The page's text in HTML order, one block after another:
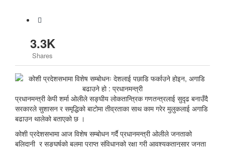
3.3K
Shares
प्रधानमन्त्री केपी शर्मा ओलीले सङ्घीय लोकतान्त्रिक गणतन्त्रलाई सुदृढ बनाउँदै
सरकारले सुशासन र समृद्धिको बाटोमा तीव्रताका साथ काम गरेर मुलुकलाई अगाडि
बढाउन थालेको बताएको छ ।
कोशी प्रदेशसभामा आज विशेष सम्बोधन गर्दै प्रधानमन्त्री ओलीले जनताको
बलिदानी र सङ्घर्षको बलमा प्राप्त संविधानको रक्षा गरी आवश्यकतानुसार जनता